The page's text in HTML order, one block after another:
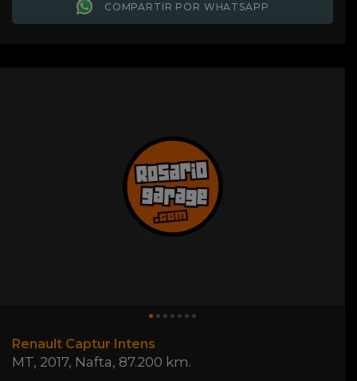
COMPARTIR POR WHATSAPP
Renault Captur Intens
MT, 2017, Nafta, 87.200 km.